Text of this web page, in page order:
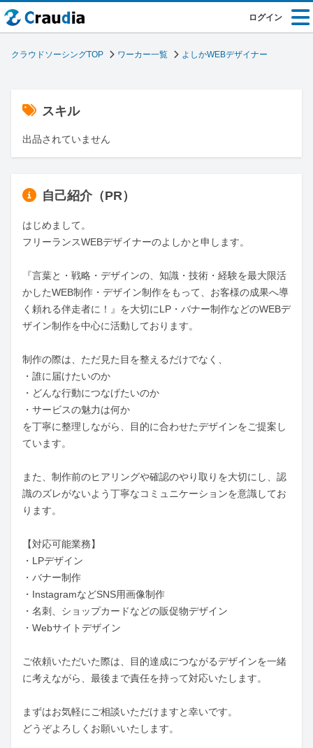
ログイン
クラウドソーシングTOP ワーカー一覧 よしかWEBデザイナー
スキル
出品されていません
自己紹介（PR）
はじめまして。
フリーランスWEBデザイナーのよしかと申します。
『言葉と・戦略・デザインの、知識・技術・経験を最大限活
かしたWEB制作・デザイン制作をもって、お客様の成果へ導
く頼れる伴走者に！』を大切にLP・バナー制作などのWEBデ
ザイン制作を中心に活動しております。
制作の際は、ただ見た目を整えるだけでなく、
・誰に届けたいのか
・どんな行動につなげたいのか
・サービスの魅力は何か
を丁寧に整理しながら、目的に合わせたデザインをご提案し
ています。
また、制作前のヒアリングや確認のやり取りを大切にし、認
識のズレがないよう丁寧なコミュニケーションを意識してお
ります。
【対応可能業務】
・LPデザイン
・バナー制作
・InstagramなどSNS用画像制作
・名刺、ショップカードなどの販促物デザイン
・Webサイトデザイン
ご依頼いただいた際は、目的達成につながるデザインを一緒
に考えながら、最後まで責任を持って対応いたします。
まずはお気軽にご相談いただけますと幸いです。
どうぞよろしくお願いいたします。